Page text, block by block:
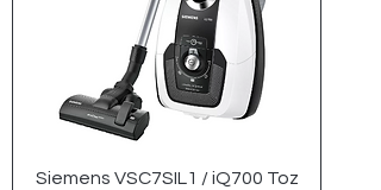
Siemens VSC7SIL1 / iQ700 Toz